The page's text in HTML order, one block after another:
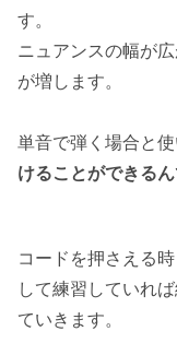
す。
ニュアンスの幅が
が増します。
単音で弾く場合と使
けることができる
コードを押さえる
して練習していれ
ていきます。